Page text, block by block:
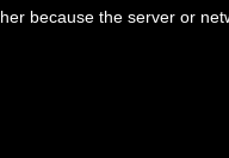
because the server or